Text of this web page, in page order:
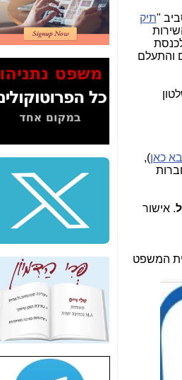
תיק
לכנסת
והתעלם
כאן),
. אישור
המשפט
2" על תעלולי השר
משה כחלון -כאן
המשך חשיפת הבלוף
ששמו "מהפיכת
הסלולר" ואיך מסרסים
את הנתונים לציבור -
כאן
סיכום ביקור בסיליקון
משקיעות ומפתחות
באותם תחומים -כאן
שלמה פילבר (עד
לאחרונה מנכ"ל משרד
התקשורת) - עד
מדינה? הצחקתם
"יש אפליה בחקירה"?
חשיפה: למה השר
משה כחלון לא נחקר
עד היום? -
כאן
חשיפת חשד לשחיתות
הדומה לזו של "תיק
הסלולר -כאן